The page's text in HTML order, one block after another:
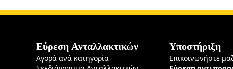
Εύρεση Ανταλλακτικών
Αγορά ανά κατηγορία
Υποστήριξη
Επικοινωνήστε